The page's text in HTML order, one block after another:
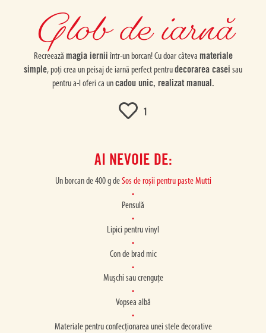
Glob de iarnă
Recreează magia iernii într-un borcan! Cu doar câteva materiale
simple, poți crea un peisaj de iarnă perfect pentrudecorarea casei sau
pentru a-l oferi ca uncadou unic, realizat manual.
1
AI NEVOIE DE:
Un borcan de 400 g deSos de roșii pentru paste Mutti
Pensulă
Lipici pentru vinyl
Con de brad mic
Mușchi sau crenguțe
Vopsea albă
Materiale pentru confecționarea unei stele decorative